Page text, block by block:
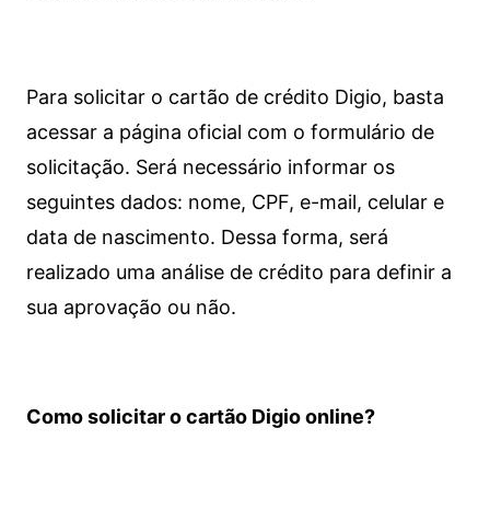
Para solicitar o cartão de crédito Digio, basta
acessar a página oficial com o formulário de
solicitação. Será necessário informar os
seguintes dados: nome, CPF, e-mail, celular e
data de nascimento. Dessa forma, será
realizado uma análise de crédito para definir a
sua aprovação ou não.
Como solicitar o cartão Digio online?